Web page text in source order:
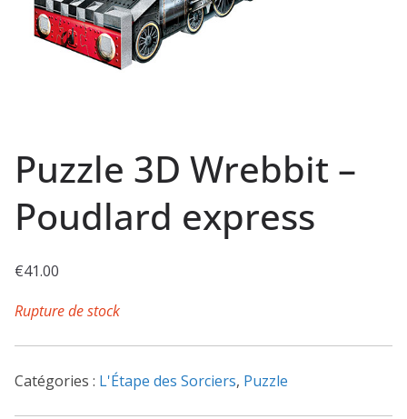
Puzzle 3D Wrebbit –
Poudlard express
€41.00
Rupture de stock
Catégories : L'Étape des Sorciers, Puzzle